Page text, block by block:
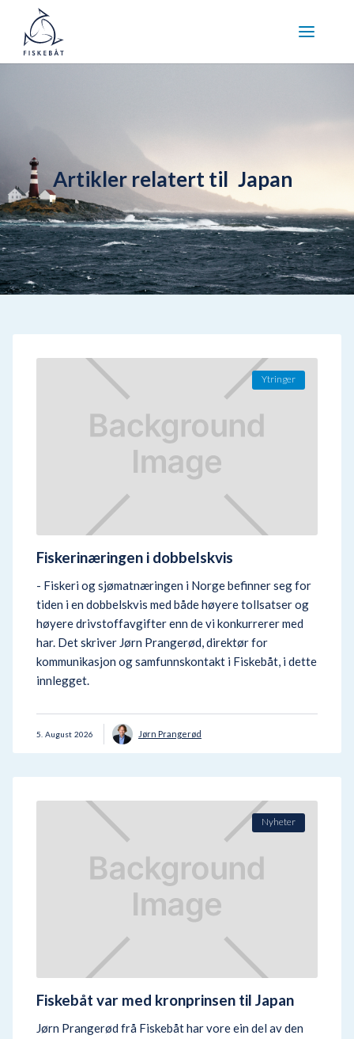
Artikler relatert til Japan
Ytringer
Fiskerinæringen i dobbelskvis
- Fiskeri og sjømatnæringen i Norge befinner seg for
tiden i en dobbelskvis med både høyere tollsatser og
høyere drivstoffavgifter enn de vi konkurrerer med
har. Det skriver Jørn Prangerød, direktør for
kommunikasjon og samfunnskontakt i Fiskebåt, i dette
innlegget.
5 August 2026 Jørn Prangerød
Nyheter
Fiskebåt var med kronprinsen til Japan
Jørn Prangerød frå Fiskebåt har vore ein del av den